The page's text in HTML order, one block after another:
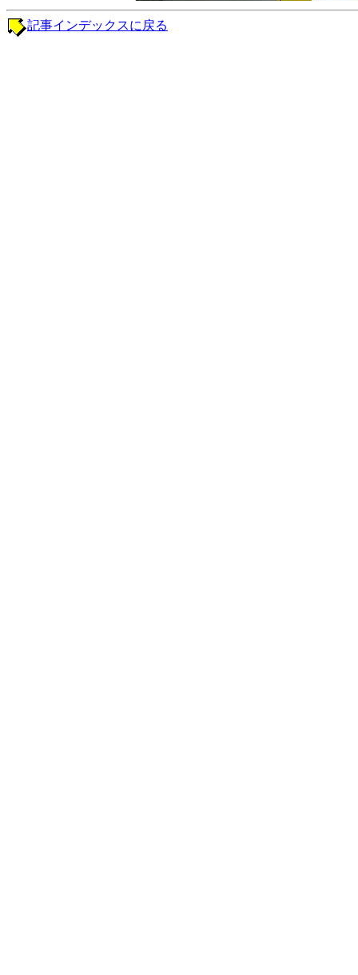
記事インデックスに戻る